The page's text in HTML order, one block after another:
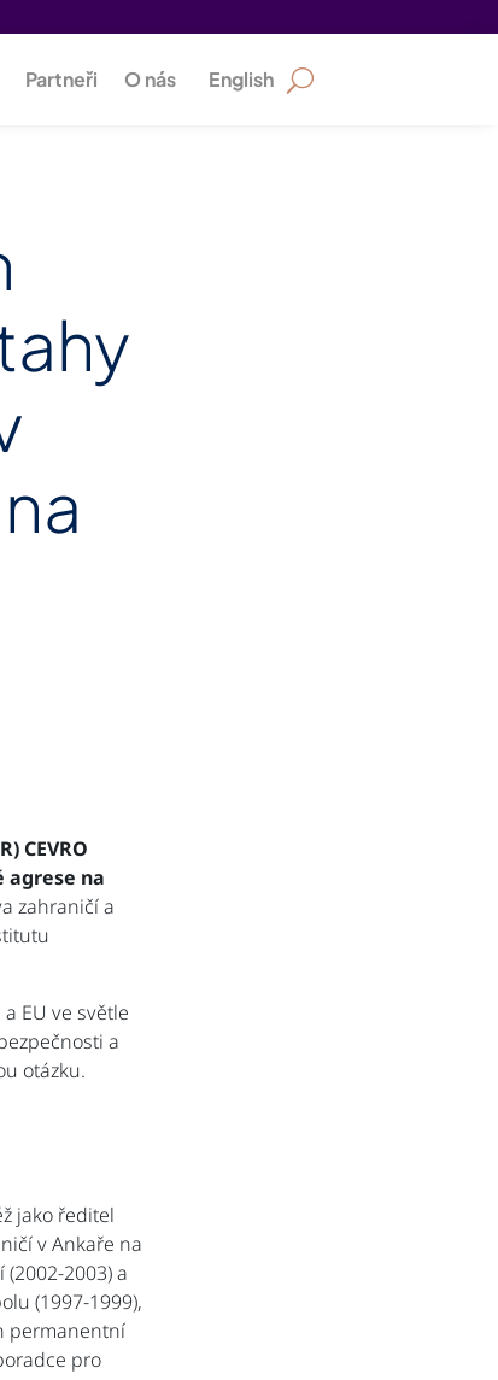
Partneři O nás English
CEVRO
agrese na
zahraničí a
EU ve světle
a
otázku.
jako ředitel
v Ankaře na
2003) a
(1997-1999),
permanentní
pro